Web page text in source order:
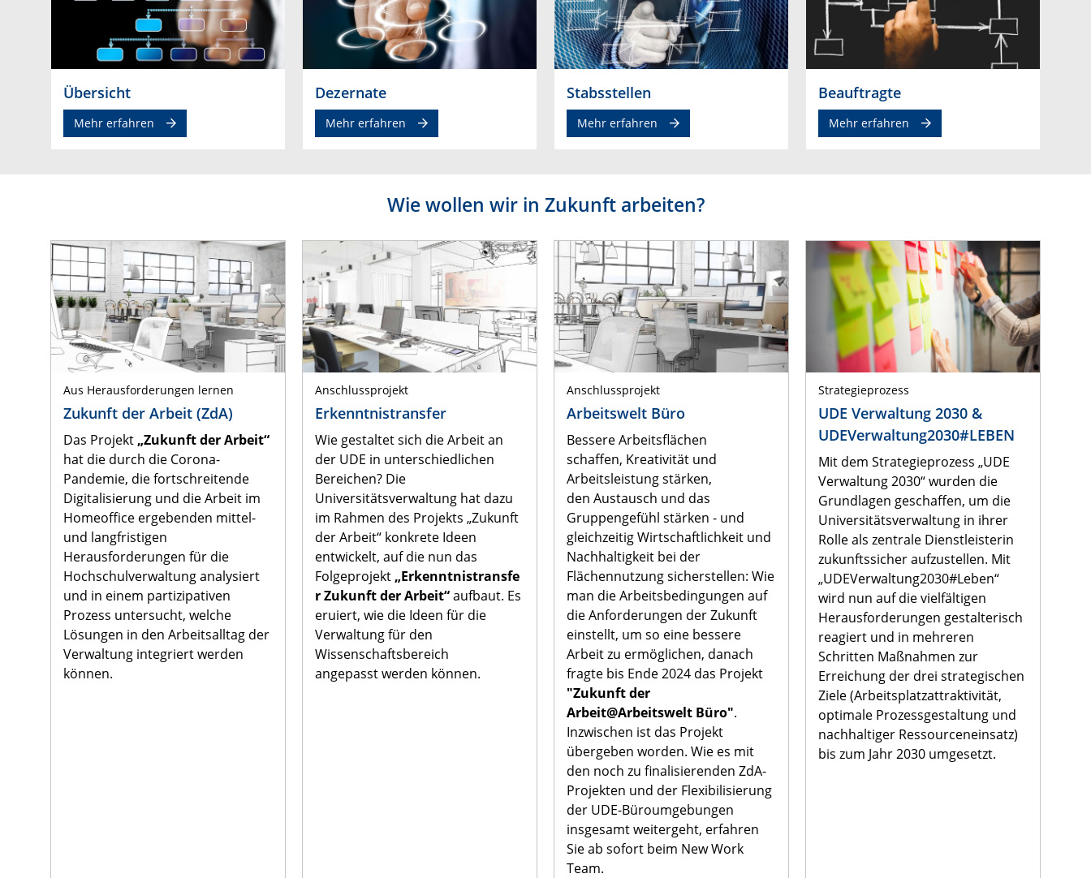
Übersicht
Mehr erfahren
Dezernate
Mehr erfahren
Stabsstellen
Mehr erfahren
Beauftragte
Mehr erfahren
Wie wollen wir in Zukunft arbeiten?
Aus Herausforderungen lernen
Zukunft der Arbeit (ZdA)
Das Projekt „Zukunft der Arbeit“
hat die durch die Corona-
Pandemie, die fortschreitende
Digitalisierung und die Arbeit im
Homeoffice ergebenden mittel-
und langfristigen
Herausforderungen für die
Hochschulverwaltung analysiert
und in einem partizipativen
Prozess untersucht, welche
Lösungen in den Arbeitsalltag der
Verwaltung integriert werden
können.
Anschlussprojekt
Erkenntnistransfer
Wie gestaltet sich die Arbeit an
der UDE in unterschiedlichen
Bereichen? Die
Universitätsverwaltung hat dazu
im Rahmen des Projekts „Zukunft
der Arbeit“ konkrete Ideen
entwickelt, auf die nun das
Folgeprojekt „Erkenntnistransfe
r Zukunft der Arbeit“aufbaut. Es
eruiert, wie die Ideen für die
Verwaltung für den
Wissenschaftsbereich
angepasst werden können.
Anschlussprojekt
Arbeitswelt Büro
Bessere Arbeitsflächen
schaffen, Kreativität und
Arbeitsleistung stärken,
den Austausch und das
Gruppengefühl stärken - und
gleichzeitig Wirtschaftlichkeit und
Nachhaltigkeit bei der
Flächennutzung sicherstellen: Wie
man die Arbeitsbedingungen auf
die Anforderungen der Zukunft
einstellt, um so eine bessere
Arbeit zu ermöglichen, danach
fragte bis Ende 2024 das Projekt
"Zukunft der
Arbeit@Arbeitswelt Büro".
Inzwischen ist das Projekt
übergeben worden. Wie es mit
den noch zu finalisierenden ZdA-
Projekten und der Flexibilisierung
der UDE-Büroumgebungen
insgesamt weitergeht, erfahren
Sie ab sofort beim New Work
Team.
Strategieprozess
UDE Verwaltung 2030 &
UDEVerwaltung2030#LEBEN
Mit dem Strategieprozess „UDE
Verwaltung 2030“ wurden die
Grundlagen geschaffen, um die
Universitätsverwaltung in ihrer
Rolle als zentrale Dienstleisterin
zukunftssicher aufzustellen. Mit
„UDEVerwaltung2030#Leben“
wird nun auf die vielfältigen
Herausforderungen gestalterisch
reagiert und in mehreren
Schritten Maßnahmen zur
Erreichung der drei strategischen
Ziele (Arbeitsplatzattraktivität,
optimale Prozessgestaltung und
nachhaltiger Ressourceneinsatz)
bis zum Jahr 2030 umgesetzt.